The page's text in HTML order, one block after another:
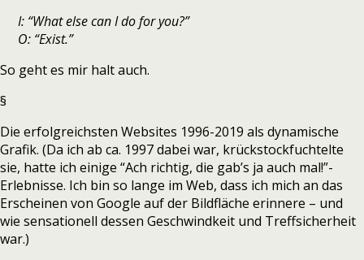
I: “What else can I do for you?”
O: “Exist.”
So geht es mir halt auch.
§
Die erfolgreichsten Websites 1996-2019 als dynamische
Grafik. (Da ich ab ca. 1997 dabei war, krückstockfuchtelte
sie, hatte ich einige “Ach richtig, die gab’s ja auch mal!”-
Erlebnisse. Ich bin so lange im Web, dass ich mich an das
Erscheinen von Google auf der Bildfläche erinnere – und
wie sensationell dessen Geschwindkeit und Treffsicherheit
war.)